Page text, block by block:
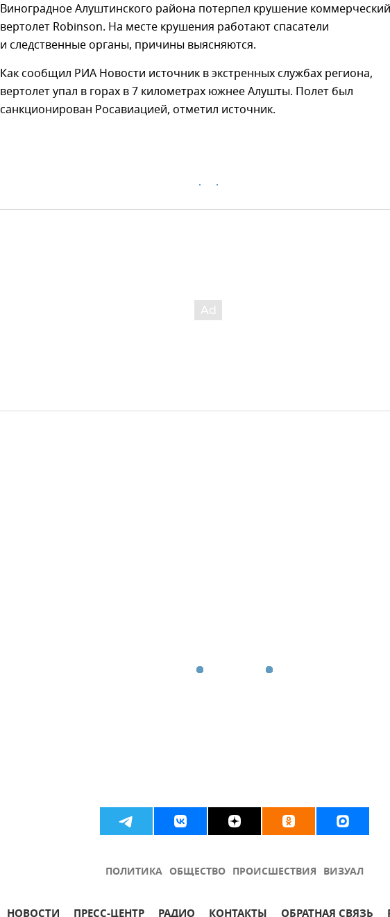
Виноградное Алуштинского района потерпел крушение коммерческий
вертолет Robinson. На месте крушения работают спасатели
и следственные органы, причины выясняются.
Как сообщил РИА Новости источник в экстренных службах региона,
вертолет упал в горах в 7 километрах южнее Алушты. Полет был
санкционирован Росавиацией, отметил источник.
ПОЛИТИКА ОБЩЕСТВО ПРОИСШЕСТВИЯ ВИЗУАЛ